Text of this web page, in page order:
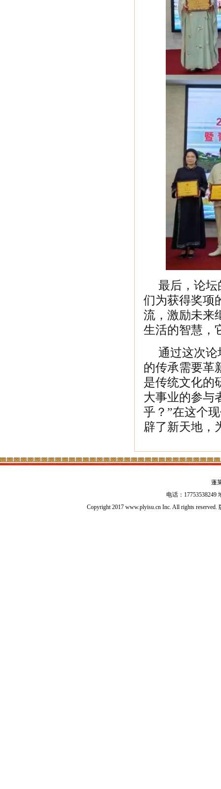
最后，论坛
们为获得奖项
流，激励未来
生活的智慧，
通过这次论
的传承需要革
是传统文化的
大事业的参与
乎？”在这个
辟了新天地，
蓬
电话：17753538249
Copyright 2017 www.plyisu.cn Inc. All rights